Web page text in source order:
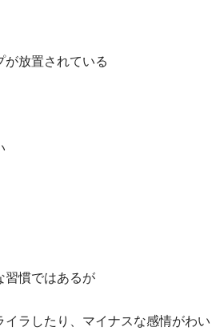
が放置されている
習慣ではあるが
イラしたり、マイナスな感情がわい